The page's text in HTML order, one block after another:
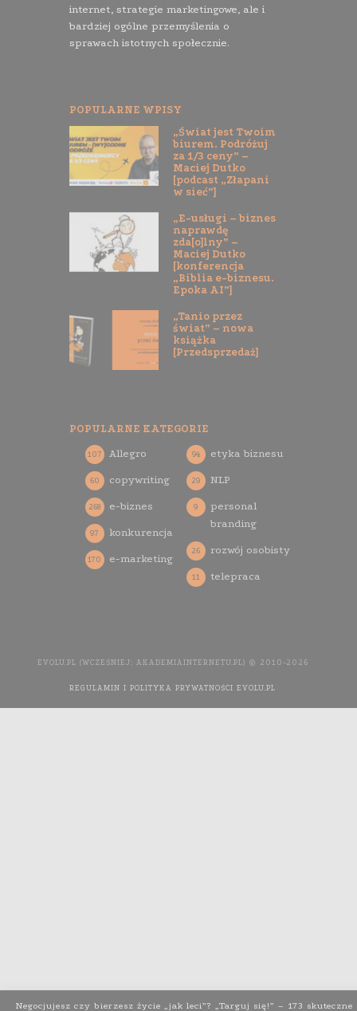
internet, strategie marketingowe, ale i
bardziej ogólne przemyślenia o
sprawach istotnych społecznie.
POPULARNE WPISY
„Świat jest Twoim
biurem. Podróżuj
za 1/3 ceny” –
Maciej Dutko
[podcast „Złapani
w sieć”]
„E-usługi – biznes
naprawdę
zda[o]lny” –
Maciej Dutko
[konferencja
„Biblia e-biznesu.
Epoka AI”]
„Tanio przez
świat” – nowa
książka
[Przedsprzedaż]
POPULARNE KATEGORIE
Allegro
107
copywriting
60
e-biznes
268
konkurencja
97
e-marketing
170
etyka biznesu
94
NLP
29
personal
branding
9
rozwój osobisty
26
telepraca
11
EVOLU.PL (WCZEŚNIEJ: AKADEMIAINTERNETU.PL) © 2010-2026
REGULAMIN I POLITYKA PRYWATNOŚCI EVOLU.PL
Negocjujesz czy bierzesz życie „jak leci”? „Targuj się!” – 173 skuteczne